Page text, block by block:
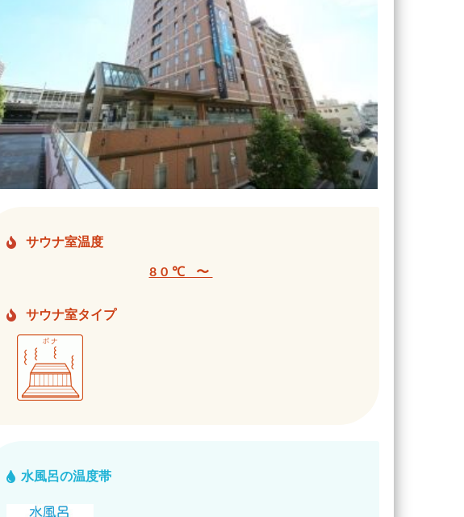
サウナ室温度
80℃ 〜
サウナ室タイプ
水風呂の温度帯